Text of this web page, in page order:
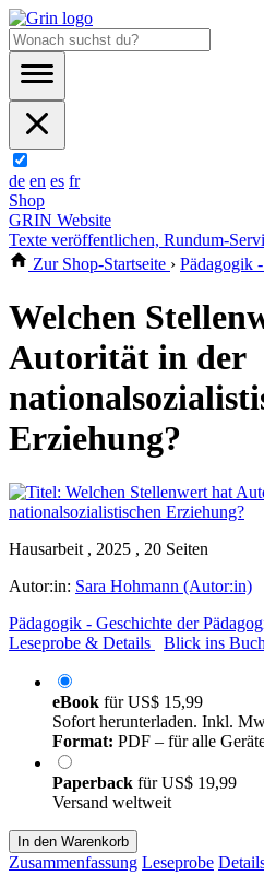
de en es fr
Shop
GRIN Website
Texte veröffentlichen, Rundum-
Zur Shop-Startseite › Pädagogik
Welchen
Autorität in der
Erziehung?
Hausarbeit , 2025 , 20 Seiten
Autor:in: Sara Hohmann (Autor:in)
Pädagogik - Geschichte der
Leseprobe & Details
Blick ins Buch
eBook fürUS$ 15,99
Sofort herunterladen. Inkl.
Format: PDF – für alle
Paperback fürUS$ 19,99
Versand weltweit
In den Warenkorb
Zusammenfassung Leseprobe